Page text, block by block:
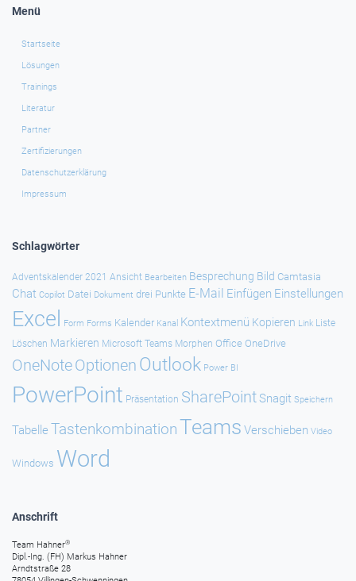
Menü
Startseite
Lösungen
Trainings
Literatur
Partner
Zertifizierungen
Datenschutzerklärung
Impressum
Schlagwörter
Adventskalender 2021 Ansicht Bearbeiten Besprechung Bild Camtasia
Chat Copilot Datei Dokument drei Punkte E-Mail Einfügen Einstellungen
Excel Form Forms Kalender Kanal Kontextmenü Kopieren Link Liste
Löschen Markieren Microsoft Teams Morphen Office OneDrive
OneNoteOptionen Outlook Power BI
PowerPoint Präsentation SharePointSnagit Speichern
Tabelle TastenkombinationTeams Verschieben Video
Windows Word
Anschrift
Team Hahner®
Dipl.-Ing. (FH) Markus Hahner
Arndtstraße 28